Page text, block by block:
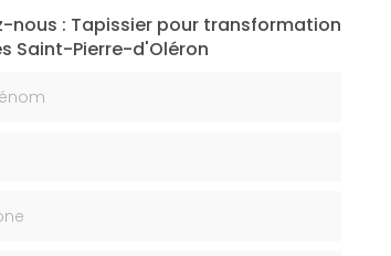
nous : Tapissier pour transformation
Saint-Pierre-d'Oléron